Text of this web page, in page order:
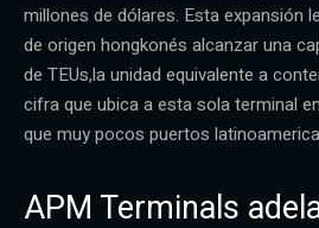
millones de dólares. Esta expansión
de origen hongkonés alcanzar una
de TEUs,la unidad equivalente a
cifra que ubica a esta sola terminal
que muy pocos puertos
APM Terminals